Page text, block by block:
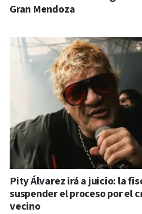
Gran Mendoza
Pity Álvarez irá a juicio: la
suspender el proceso por el
vecino